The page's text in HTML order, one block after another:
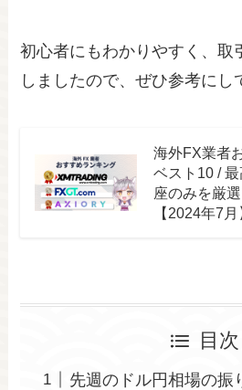
初心者にもわかりやすく、取
しましたので、ぜひ参考にし
海外FX業者
ベスト10 /
座のみを厳
【2024年7月
目次
先週のドル円相場の振